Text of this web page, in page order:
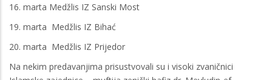
16. marta Medžlis IZ Sanski Most
19. marta Medžlis IZ Bihać
20. marta Medžlis IZ Prijedor
Na nekim predavanjima prisustvovali su i visoki zvaničnici